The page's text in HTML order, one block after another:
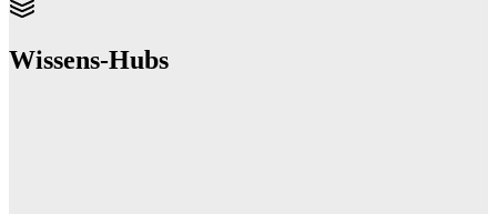
Wissens-Hubs